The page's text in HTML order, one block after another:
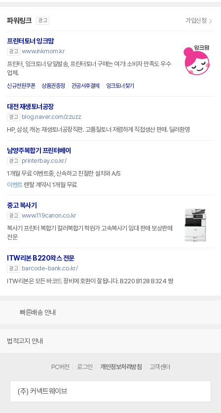
파워링크 광고 가입신청
프린터토너 잉크맘
광고 www.inkmom.kr
프린터, 잉크토너 당일발송, 프린터토너 구매는 여기! 소비자 만족도 우수
업체.
신규천원쿠폰 상품권증정 관공서후결제 잉크토너찿기
대전 재생토너공장
광고
blog.naver.com/zzuzz
HP, 삼성, 캐논 재생토너공장직판. 고품질토너 저렴하게 직접생산 판매. 딜러환영
남양주복합기 프린터베이
광고
printerbay.co.kr/
1개월 무료 이벤트중, 신속하고 친절한 설치와 A/S
이벤트렌탈 계약시 1개월 무료
중고 복사기
광고 www.119canon.co.kr
복사기 프린터 복합기 컬러복합기 학원가 고속복사기 임대 판매 보상판매
전문
ITW리본 B220왁스 전문
광고
barcode-bank.co.kr/
ITW리본은 모든 바코드 장비에 호환이 잘됩니다. B220 B128 B324 짱
빠른배송 안내
법적고지 안내
PC버전 로그인 개인정보처리방침 고객센터
(주) 커넥트웨이브